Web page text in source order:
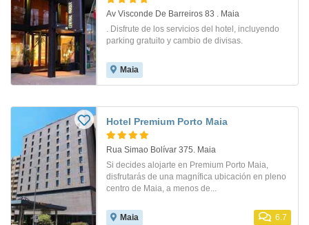
Av Visconde De Barreiros 83 . Maia
. Disfrute de los servicios del hotel, incluyendo
parking gratuito y cambio de divisas.
Maia
Hotel Premium Porto Maia
Rua Simao Bolívar 375. Maia
Si decides alojarte en Premium Porto Maia,
disfrutarás de una magnífica ubicación en pleno
centro de Maia, a menos de...
Maia 6.7